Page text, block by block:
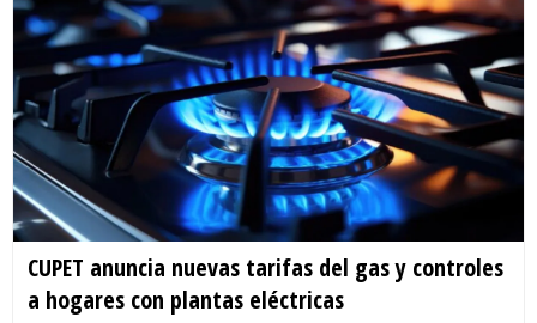
CUPET anuncia nuevas tarifas del gas y controles
a hogares con plantas eléctricas